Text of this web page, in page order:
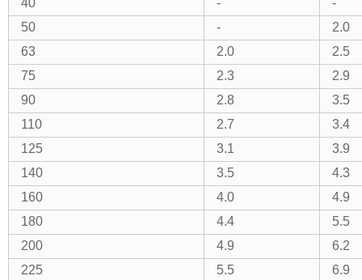
40
-
-
50
-
2.0
63
2.0
2.5
75
2.3
2.9
90
2.8
3.5
110
2.7
3.4
125
3.1
3.9
140
3.5
4.3
160
4.0
4.9
180
4.4
5.5
200
4.9
6.2
225
5.5
6.9